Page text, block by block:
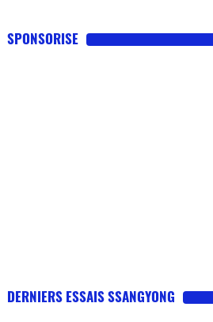
SPONSORISE
DERNIERS ESSAIS SSANGYONG